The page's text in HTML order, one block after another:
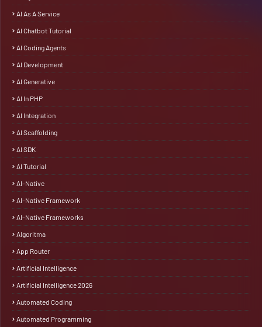
AI As A Service
AI Chatbot Tutorial
AI Coding Agents
AI Development
AI Generative
AI In PHP
AI Integration
AI Scaffolding
AI SDK
AI Tutorial
AI-Native
AI-Native Framework
AI-Native Frameworks
Algoritma
App Router
Artificial Intelligence
Artificial Intelligence 2026
Automated Coding
Automated Programming